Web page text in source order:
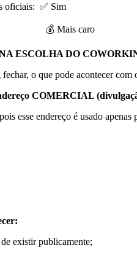
oficiais: ✅ Sim |
💰 Mais caro | 💲
ESCOLHA DO
o que pode acontecer com
COMERCIAL
esse endereço é usado apenas
existir publicamente;